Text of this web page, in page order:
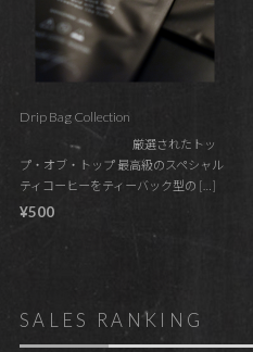
Drip Bag Collection
厳選されたトッ
プ・オブ・トップ 最高級のスペシャル
ティコーヒーをティーバック型の […]
¥500
SALES RANKING